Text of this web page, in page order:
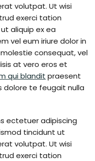
volutpat. Ut wisi
exerci tation
aliquip ex ea
vel eum iriure dolor in
consequat, vel
at vero eros et
qui blandit praesent
dolore te feugait nulla
ectetuer adipiscing
tincidunt ut
volutpat. Ut wisi
exerci tation